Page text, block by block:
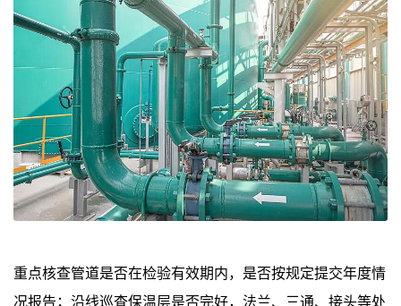
重点核查管道是否在检验有效期内，是否按规定提交年度情
况报告；沿线巡查保温层是否完好，法兰、三通、接头等处